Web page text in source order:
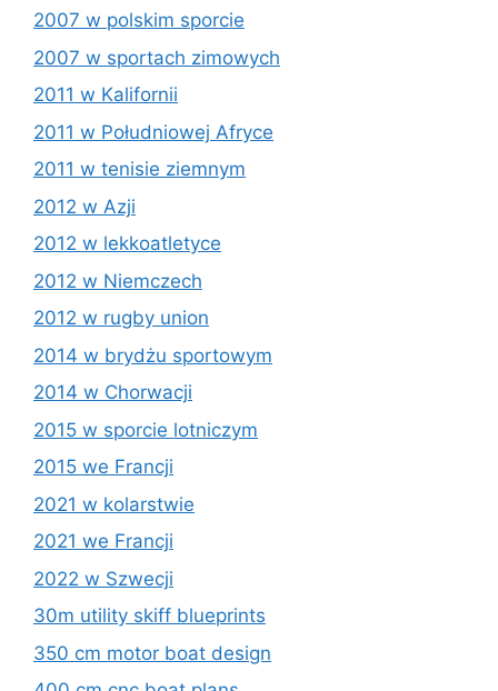
2007 w polskim sporcie
2007 w sportach zimowych
2011 w Kalifornii
2011 w Południowej Afryce
2011 w tenisie ziemnym
2012 w Azji
2012 w lekkoatletyce
2012 w Niemczech
2012 w rugby union
2014 w brydżu sportowym
2014 w Chorwacji
2015 w sporcie lotniczym
2015 we Francji
2021 w kolarstwie
2021 we Francji
2022 w Szwecji
30m utility skiff blueprints
350 cm motor boat design